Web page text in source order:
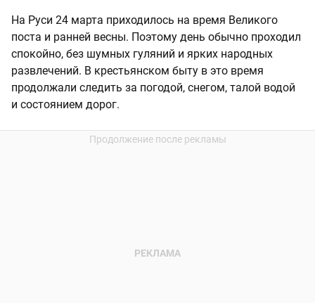
На Руси 24 марта приходилось на время Великого
поста и ранней весны. Поэтому день обычно проходил
спокойно, без шумных гуляний и ярких народных
развлечений. В крестьянском быту в это время
продолжали следить за погодой, снегом, талой водой
и состоянием дорог.